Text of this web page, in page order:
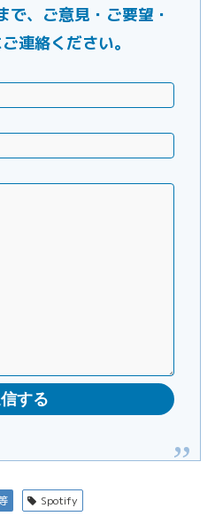
、ご意見・ご要望・
連絡ください。
Spotify